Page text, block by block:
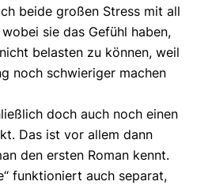
beide großen Stress mit all
sie das Gefühl haben,
belasten zu können, weil
noch schwieriger machen
doch auch noch einen
Das ist vor allem dann
den ersten Roman kennt.
funktioniert auch separat,